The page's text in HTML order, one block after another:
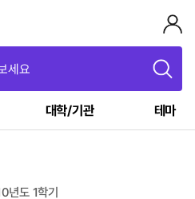
세요
대학/기관 테마
년도 1학기